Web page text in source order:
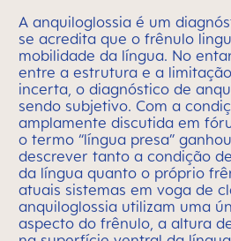
A anquiloglossia é um
se acredita que o frênulo
mobilidade da língua. No
entre a estrutura e a
incerta, o diagnóstico de
sendo subjetivo. Com a
amplamente discutida em
o termo “língua presa”
descrever tanto a condição
da língua quanto o próprio
atuais sistemas em voga de
anquiloglossia utilizam uma
aspecto do frênulo, a altura